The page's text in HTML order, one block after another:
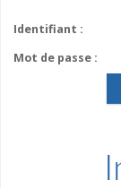
Identifiant :
Mot de passe :